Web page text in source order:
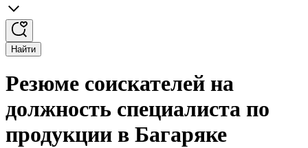
Найти
Резюме соискателей на
должность специалиста по
продукции в Багаряке